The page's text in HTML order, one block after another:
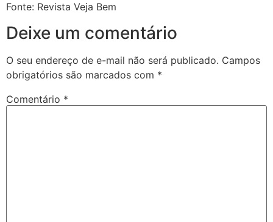
Fonte: Revista Veja Bem
Deixe um comentário
O seu endereço de e-mail não será publicado. Campos
obrigatórios são marcados com *
Comentário *